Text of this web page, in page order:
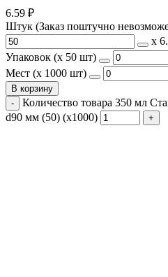
6.59 ₽
Штук (Заказ поштучно
х
Упаковок (x 50 шт)
Мест (x 1000 шт)
В корзину
Количество товара 350 мл
d90 мм (50) (х1000)